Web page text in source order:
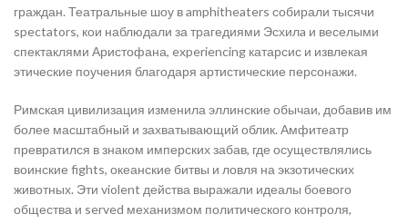
граждан. Театральные шоу в amphitheaters собирали тысячи
spectators, кои наблюдали за трагедиями Эсхилa и веселыми
спектаклями Аристофана, experiencing катарсис и извлекая
этические поучения благодаря артистические персонажи.
Римская цивилизация изменила эллинские обычаи, добавив им
более масштабный и захватывающий облик. Амфитеатр
превратился в знаком имперских забав, где осуществлялись
воинские fights, океанские битвы и ловля на экзотических
животных. Эти violent действа выражали идеалы боевого
общества и served механизмом политического контроля,